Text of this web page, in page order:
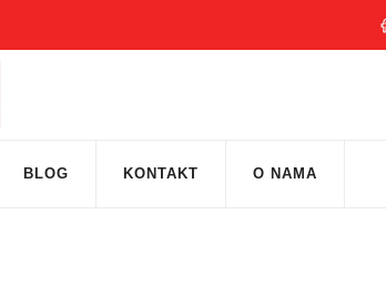
BLOG KONTAKT O NAMA